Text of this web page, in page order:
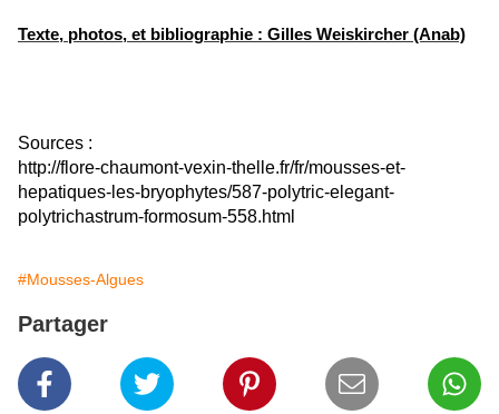
Texte, photos, et bibliographie : Gilles Weiskircher (Anab)
Sources :
http://flore-chaumont-vexin-thelle.fr/fr/mousses-et-
hepatiques-les-bryophytes/587-polytric-elegant-
polytrichastrum-formosum-558.html
#Mousses-Algues
Partager